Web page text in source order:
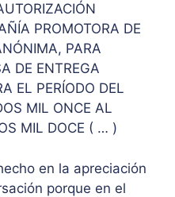
PROMOTORA DE
PARA
DE ENTREGA
EL PERÍODO DEL
MIL ONCE AL
MIL DOCE ( … )
en la apreciación
porque en el